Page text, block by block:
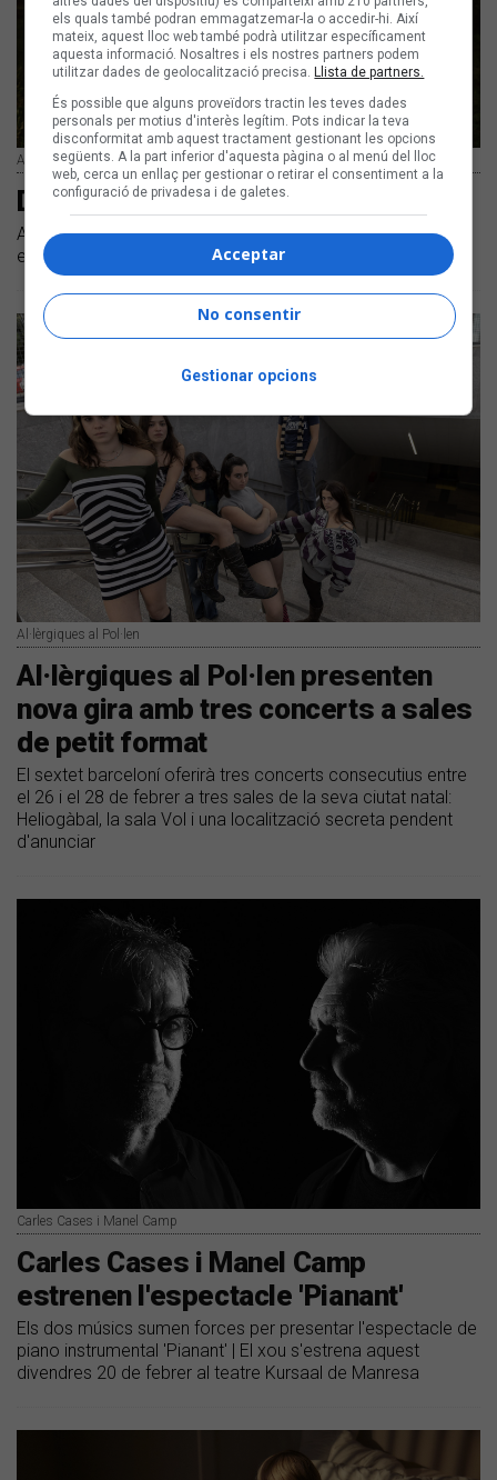
Alba Careta i Henrio | Arxiu
Darrer Udolç al CAT
Alba Careta i Henrio tanquen gira amb col·laboradors
especials del món Càntut
Al·lèrgiques al Pol·len
Al·lèrgiques al Pol·len presenten
nova gira amb tres concerts a sales
de petit format
El sextet barceloní oferirà tres concerts consecutius entre
el 26 i el 28 de febrer a tres sales de la seva ciutat natal:
Heliogàbal, la sala Vol i una localització secreta pendent
d'anunciar
Carles Cases i Manel Camp
Carles Cases i Manel Camp
estrenen l'espectacle 'Pianant'
Els dos músics sumen forces per presentar l'espectacle de
piano instrumental 'Pianant' | El xou s'estrena aquest
divendres 20 de febrer al teatre Kursaal de Manresa
els quals també podran emmagatzemar-la o accedir-hi. Així
mateix, aquest lloc web també podrà utilitzar específicament
aquesta informació. Nosaltres i els nostres partners podem
utilitzar dades de geolocalització precisa. Llista de partners.
És possible que alguns proveïdors tractin les teves dades
personals per motius d'interès legítim. Pots indicar la teva
disconformitat amb aquest tractament gestionant les opcions
següents. A la part inferior d'aquesta pàgina o al menú del lloc
web, cerca un enllaç per gestionar o retirar el consentiment a la
configuració de privadesa i de galetes.
Acceptar
No consentir
Gestionar opcions